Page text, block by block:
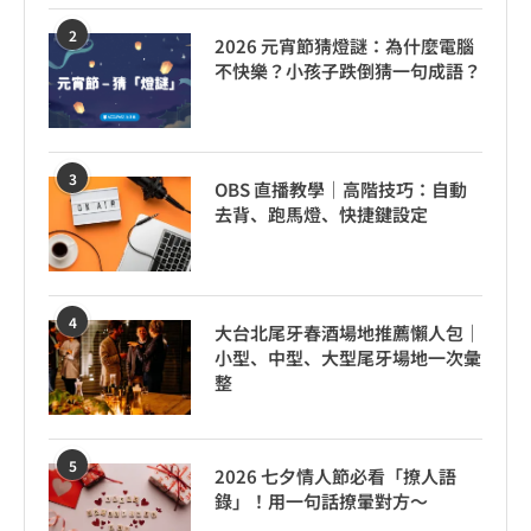
2
2026 元宵節猜燈謎：為什麼電腦
不快樂？小孩子跌倒猜一句成語？
3
OBS 直播教學｜高階技巧：自動
去背、跑馬燈、快捷鍵設定
4
大台北尾牙春酒場地推薦懶人包｜
小型、中型、大型尾牙場地一次彙
整
5
2026 七夕情人節必看「撩人語
錄」！用一句話撩暈對方～